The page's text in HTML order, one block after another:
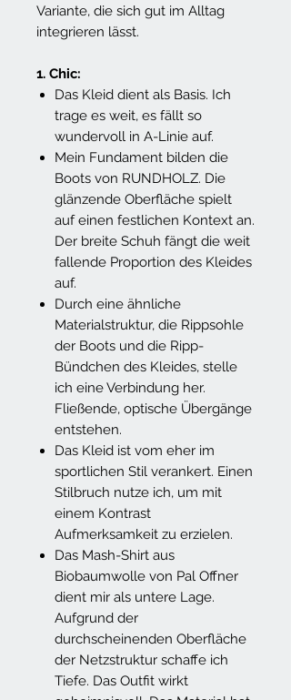
Variante, die sich gut im Alltag
integrieren lässt.
1. Chic:
Das Kleid dient als Basis. Ich
trage es weit, es fällt so
wundervoll in A-Linie auf.
Mein Fundament bilden die
Boots von RUNDHOLZ. Die
glänzende Oberfläche spielt
auf einen festlichen Kontext an.
Der breite Schuh fängt die weit
fallende Proportion des Kleides
auf.
Durch eine ähnliche
Materialstruktur, die Rippsohle
der Boots und die Ripp-
Bündchen des Kleides, stelle
ich eine Verbindung her.
Fließende, optische Übergänge
entstehen.
Das Kleid ist vom eher im
sportlichen Stil verankert. Einen
Stilbruch nutze ich, um mit
einem Kontrast
Aufmerksamkeit zu erzielen.
Das Mash-Shirt aus
Biobaumwolle von Pal Offner
dient mir als untere Lage.
Aufgrund der
durchscheinenden Oberfläche
der Netzstruktur schaffe ich
Tiefe. Das Outfit wirkt